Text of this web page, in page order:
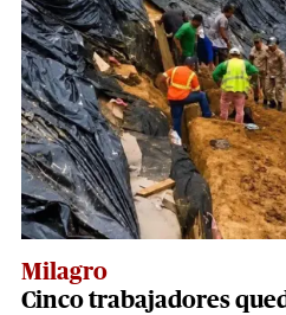
Milagro
Cinco trabajadores